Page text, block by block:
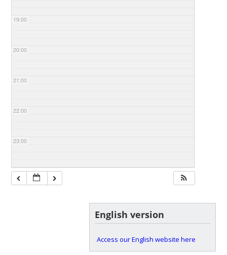
19:00
20:00
21:00
22:00
23:00
English version
Access our English website here